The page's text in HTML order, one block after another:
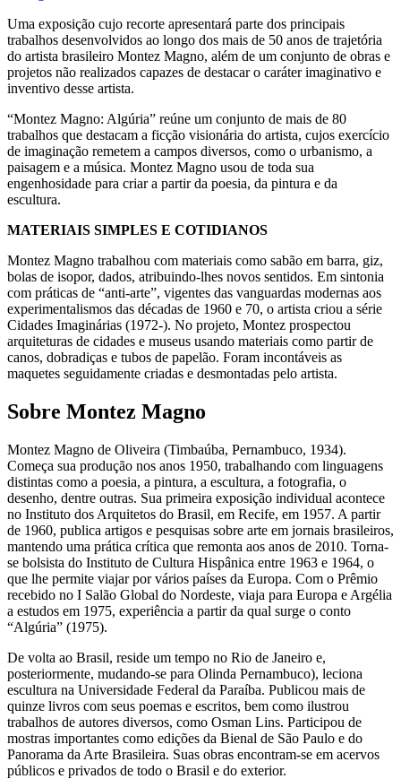
Uma exposição cujo recorte apresentará parte dos principais
trabalhos desenvolvidos ao longo dos mais de 50 anos de trajetória
do artista brasileiro Montez Magno, além de um conjunto de obras e
projetos não realizados capazes de destacar o caráter imaginativo e
inventivo desse artista.
“Montez Magno: Algúria” reúne um conjunto de mais de 80
trabalhos que destacam a ficção visionária do artista, cujos exercício
de imaginação remetem a campos diversos, como o urbanismo, a
paisagem e a música. Montez Magno usou de toda sua
engenhosidade para criar a partir da poesia, da pintura e da
escultura.
MATERIAIS SIMPLES E COTIDIANOS
Montez Magno trabalhou com materiais como sabão em barra, giz,
bolas de isopor, dados, atribuindo-lhes novos sentidos. Em sintonia
com práticas de “anti-arte”, vigentes das vanguardas modernas aos
experimentalismos das décadas de 1960 e 70, o artista criou a série
Cidades Imaginárias (1972-). No projeto, Montez prospectou
arquiteturas de cidades e museus usando materiais como partir de
canos, dobradiças e tubos de papelão. Foram incontáveis as
maquetes seguidamente criadas e desmontadas pelo artista.
Sobre Montez Magno
Montez Magno de Oliveira (Timbaúba, Pernambuco, 1934).
Começa sua produção nos anos 1950, trabalhando com linguagens
distintas como a poesia, a pintura, a escultura, a fotografia, o
desenho, dentre outras. Sua primeira exposição individual acontece
no Instituto dos Arquitetos do Brasil, em Recife, em 1957. A partir
de 1960, publica artigos e pesquisas sobre arte em jornais brasileiros,
mantendo uma prática crítica que remonta aos anos de 2010. Torna-
se bolsista do Instituto de Cultura Hispânica entre 1963 e 1964, o
que lhe permite viajar por vários países da Europa. Com o Prêmio
recebido no I Salão Global do Nordeste, viaja para Europa e Argélia
a estudos em 1975, experiência a partir da qual surge o conto
“Algúria” (1975).
De volta ao Brasil, reside um tempo no Rio de Janeiro e,
posteriormente, mudando-se para Olinda Pernambuco), leciona
escultura na Universidade Federal da Paraíba. Publicou mais de
quinze livros com seus poemas e escritos, bem como ilustrou
trabalhos de autores diversos, como Osman Lins. Participou de
mostras importantes como edições da Bienal de São Paulo e do
Panorama da Arte Brasileira. Suas obras encontram-se em acervos
públicos e privados de todo o Brasil e do exterior.